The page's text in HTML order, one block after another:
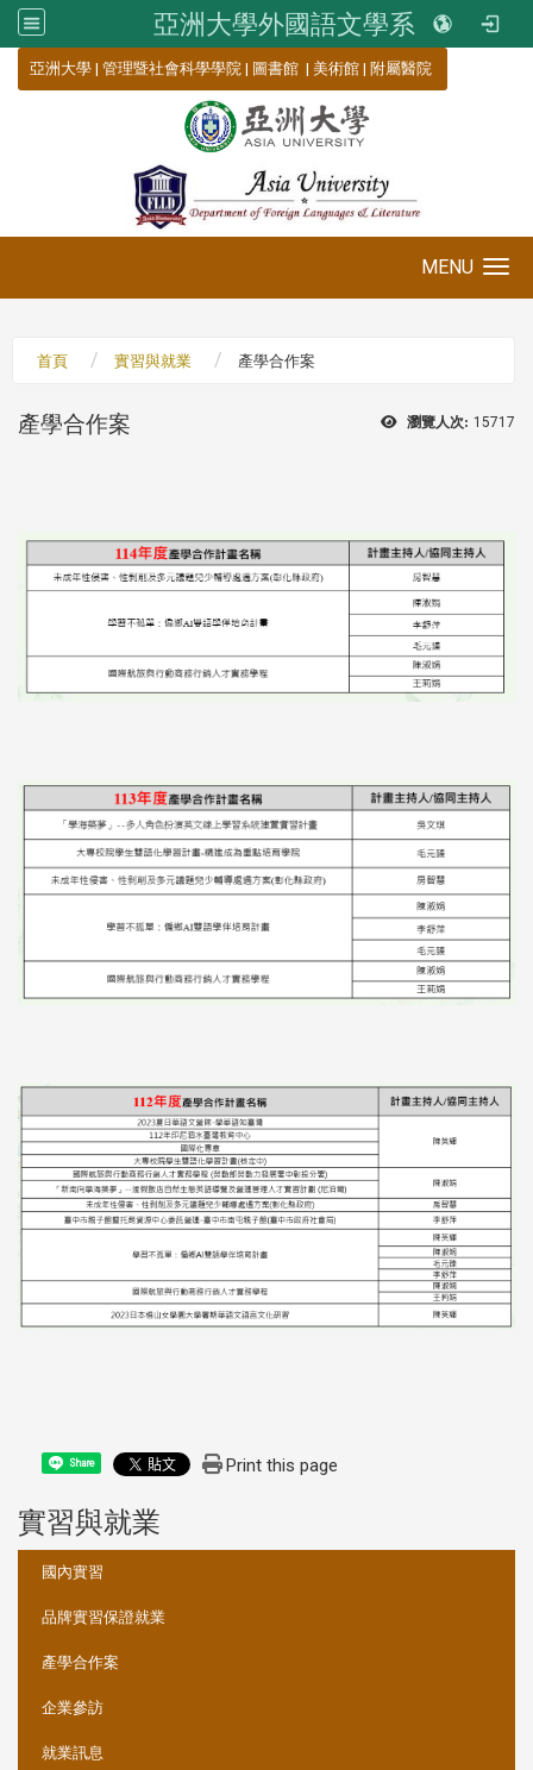
亞洲大學外國語文學系
亞洲大學 | 管理暨社會科學學院 | 圖書館 | 美術館 | 附屬醫院
MENU
首頁 實習與就業 產學合作案
瀏覽人次: 15717
產學合作案
Share Print this page
實習與就業
國內實習
品牌實習保證就業
產學合作案
企業參訪
就業訊息